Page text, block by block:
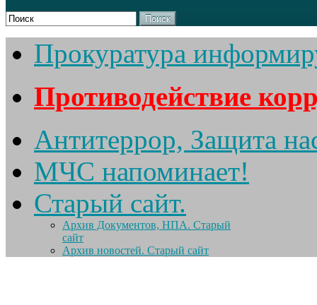
Поиск
Прокуратура
Противодействие
Антитеррор, Защита
МЧС напоминает!
Старый сайт.
Архив Документов, НПА. Старый
сайт
Архив новостей. Старый сайт